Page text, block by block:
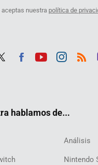
nuestra política de
hablamos de...
Análisis
Nintendo